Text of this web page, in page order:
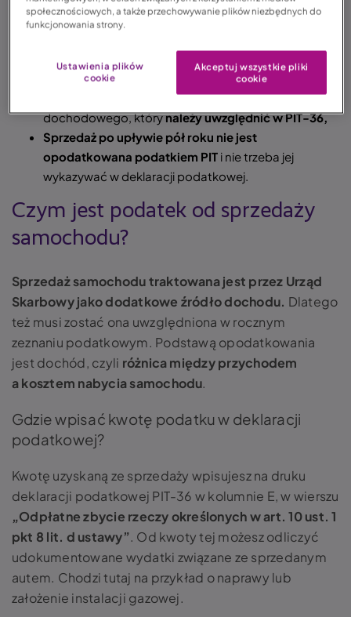
Sprzedaży pojazdunie trzeba zgłaszać do urzędu
W przypadku sprzedaży auta prywatnego
(niefirmowego) w terminie 6 miesięcy od daty zakupu
pojazdu istnieje obowiązek zapłaty podatku
dochodowego, którynależy uwzględnić w PIT-36,
Sprzedaż po upływie pół roku nie jest
opodatkowana podatkiem PIT i nie trzeba jej
wykazywać w deklaracji podatkowej.
Czym jest podatek od sprzedaży
samochodu?
Sprzedaż samochodu traktowana jest przez Urząd
Skarbowy jako dodatkowe źródło dochodu. Dlatego
też musi zostać ona uwzględniona w rocznym
zeznaniu podatkowym. Podstawą opodatkowania
jest dochód, czyli różnica między przychodem
a kosztem nabycia samochodu.
Gdzie wpisać kwotę podatku w deklaracji
podatkowej?
Kwotę uzyskaną ze sprzedaży wpisujesz na druku
deklaracji podatkowej PIT-36 w kolumnie E, w wierszu
„Odpłatne zbycie rzeczy określonych w art. 10 ust. 1
pkt 8 lit. d ustawy”. Od kwoty tej możesz odliczyć
udokumentowane wydatki związane ze sprzedanym
autem. Chodzi tutaj na przykład o naprawy lub
założenie instalacji gazowej.
społecznościowych, a także przechowywanie plików niezbędnych do
funkcjonowania strony.
Ustawienia plików
cookie
Akceptuj wszystkie pliki
cookie